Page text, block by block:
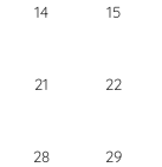
14 15
21 22
28 29